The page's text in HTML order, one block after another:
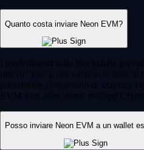
Quanto costa inviare Neon EVM?
I trasferimenti sulla blockchain
rete (o "gas"), che variano in base al
piattaforme permettono di azzerare i
EVM a un altro utente nell'app
Posso inviare Neon EVM a un wallet